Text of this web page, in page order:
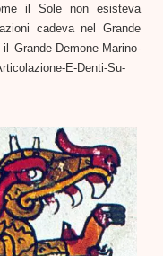
il Sole non esisteva
cadeva nel Grande
Grande-Demone-Marino-
E-Denti-Su-